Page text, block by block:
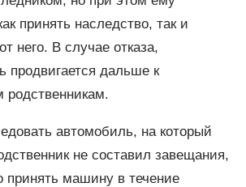
принять наследство, так и
него. В случае отказа,
продвигается дальше к
автомобиль, на который
не составил завещания,
принять машину в течение